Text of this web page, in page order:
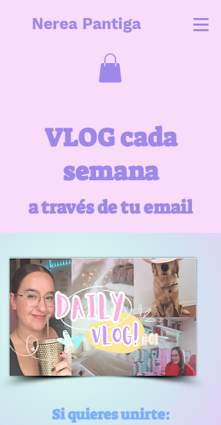
Nerea Pantiga
VLOG cada
semana
a través de tu email
Si quieres unirte: